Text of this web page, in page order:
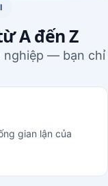
A đến Z
nghiệp — bạn chỉ
gian lận của